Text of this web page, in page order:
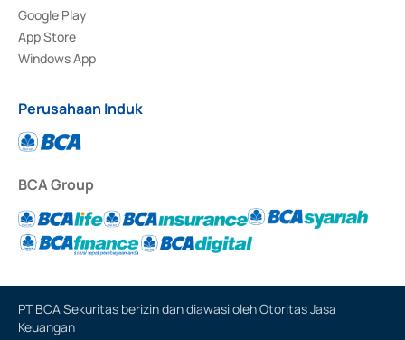
Google Play
App Store
Windows App
Perusahaan Induk
BCA Group
PT BCA Sekuritas berizin dan diawasi oleh Otoritas Jasa
Keuangan